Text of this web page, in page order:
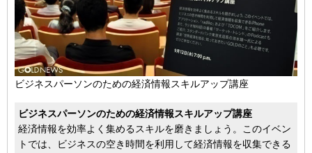
ビジネスパーソンのための経済情報スキルアップ講座
ビジネスパーソンのための経済情報スキルアップ講座
経済情報を効率よく集めるスキルを磨きましょう。このイベン
トでは、ビジネスの空き時間を利用して経済情報を収集できる